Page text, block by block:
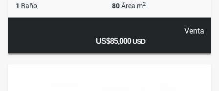
1 Baño 80Área m2
Venta
US$85,000USD